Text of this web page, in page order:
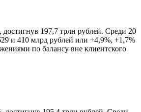
197,7 трлн рублей. Среди 20
и 410 млрд рублей или +4,9%, +1,7%
по балансу вне клиентского